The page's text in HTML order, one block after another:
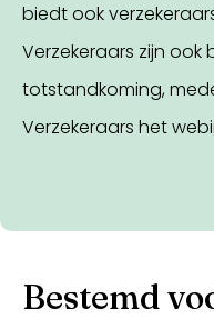
biedt ook
Verzekeraars zijn ook
totstandkoming,
Verzekeraars het
Bestemd